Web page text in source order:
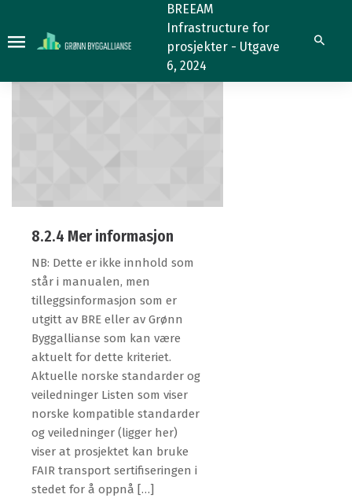
BREEAM
Infrastructure for
prosjekter - Utgave
6, 2024
Søk
8.2.4 Mer informasjon
NB: Dette er ikke innhold som
står i manualen, men
tilleggsinformasjon som er
utgitt av BRE eller av Grønn
Byggallianse som kan være
aktuelt for dette kriteriet.
Aktuelle norske standarder og
veiledninger Listen som viser
norske kompatible standarder
og veiledninger (ligger her)
viser at prosjektet kan bruke
FAIR transport sertifiseringen i
stedet for å oppnå […]